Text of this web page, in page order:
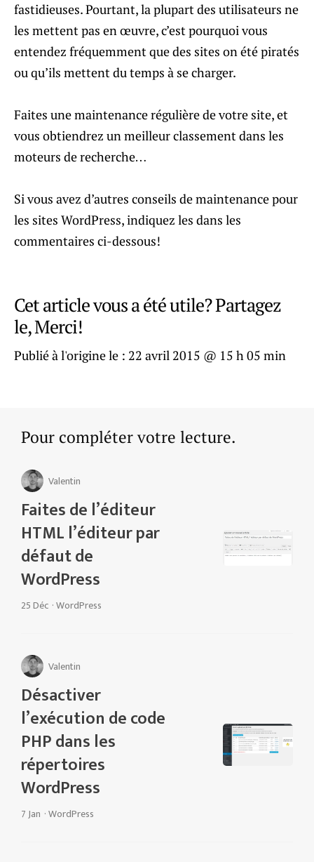
fastidieuses. Pourtant, la plupart des utilisateurs ne
les mettent pas en œuvre, c’est pourquoi vous
entendez fréquemment que des sites on été piratés
ou qu’ils mettent du temps à se charger.
Faites une maintenance régulière de votre site, et
vous obtiendrez un meilleur classement dans les
moteurs de recherche…
Si vous avez d’autres conseils de maintenance pour
les sites WordPress, indiquez les dans les
commentaires ci-dessous!
Cet article vous a été utile? Partagez
le, Merci!
Publié à l'origine le : 22 avril 2015 @ 15 h 05 min
Pour compléter votre lecture.
Valentin
Faites de l’éditeur
HTML l’éditeur par
défaut de
WordPress
25 Déc ·WordPress
Valentin
Désactiver
l’exécution de code
PHP dans les
répertoires
WordPress
7 Jan ·WordPress